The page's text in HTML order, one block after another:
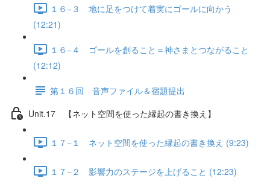
１６−３ 地に足をつけて着実にゴールに向かう
(12:21)
１６−４ ゴールを創ること＝神さまとつながること
(12:12)
第１６回 音声ファイル＆宿題提出
Unit.17 【ネット空間を使った縁起の書き換え】
１７−１ ネット空間を使った縁起の書き換え (9:23)
１７−２ 影響力のステージを上げること (12:23)